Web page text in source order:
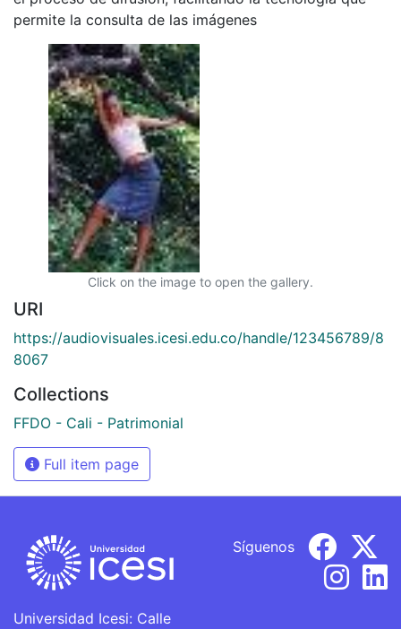
permite la consulta de las imágenes
Click on the image to open the gallery.
URI
https://audiovisuales.icesi.edu.co/handle/123456789/8
8067
Collections
FFDO - Cali - Patrimonial
Full item page
Universidad Icesi: Calle
Síguenos